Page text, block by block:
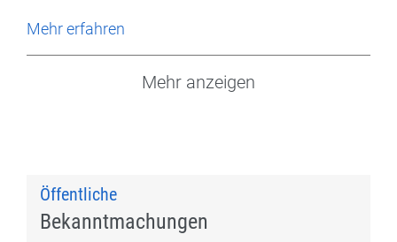
Mehr erfahren
Mehr anzeigen
Öffentliche
Bekanntmachungen